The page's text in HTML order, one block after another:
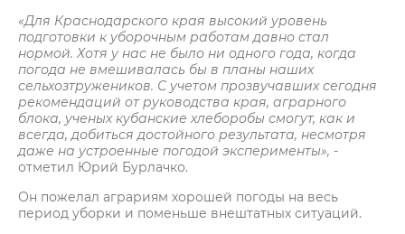
«Для Краснодарского края высокий уровень
подготовки к уборочным работам давно стал
нормой. Хотя у нас не было ни одного года, когда
погода не вмешивалась бы в планы наших
сельхозтружеников. С учетом прозвучавших сегодня
рекомендаций от руководства края, аграрного
блока, ученых кубанские хлеборобы смогут, как и
всегда, добиться достойного результата, несмотря
даже на устроенные погодой эксперименты», -
отметил Юрий Бурлачко.
Он пожелал аграриям хорошей погоды на весь
период уборки и поменьше внештатных ситуаций.